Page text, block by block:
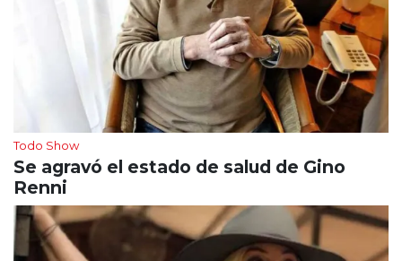
Todo Show
Se agravó el estado de salud de Gino
Renni